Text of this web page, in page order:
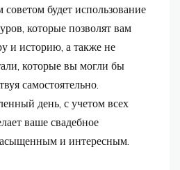
будет использование
которые позволят вам
и историю, а также не
которые вы могли бы
самостоятельно.
день, с учетом всех
ваше свадебное
и интересным.